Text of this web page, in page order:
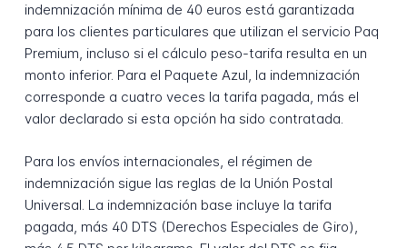
indemnización mínima de 40 euros está garantizada
para los clientes particulares que utilizan el servicio Paq
Premium, incluso si el cálculo peso-tarifa resulta en un
monto inferior. Para el Paquete Azul, la indemnización
corresponde a cuatro veces la tarifa pagada, más el
valor declarado si esta opción ha sido contratada.
Para los envíos internacionales, el régimen de
indemnización sigue las reglas de la Unión Postal
Universal. La indemnización base incluye la tarifa
pagada, más 40 DTS (Derechos Especiales de Giro),